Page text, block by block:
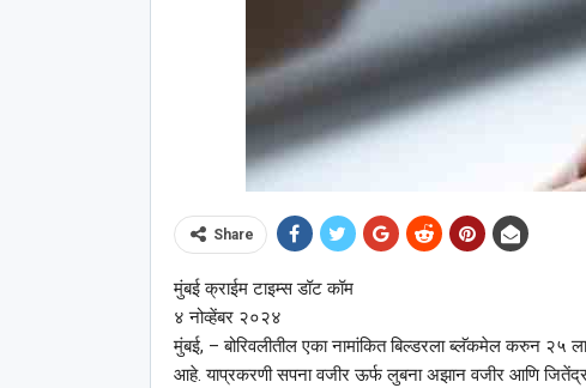
Share
मुंबई क्राईम टाइम्स डॉट कॉम
४ नोव्हेंबर २०२४
मुंबई, – बोरिवलीतील एका नामांकित बिल्डरला ब्लॅकमेल करुन २५
आहे. याप्रकरणी सपना वजीर ऊर्फ लुबना अझान वजीर आणि जितेंद्र